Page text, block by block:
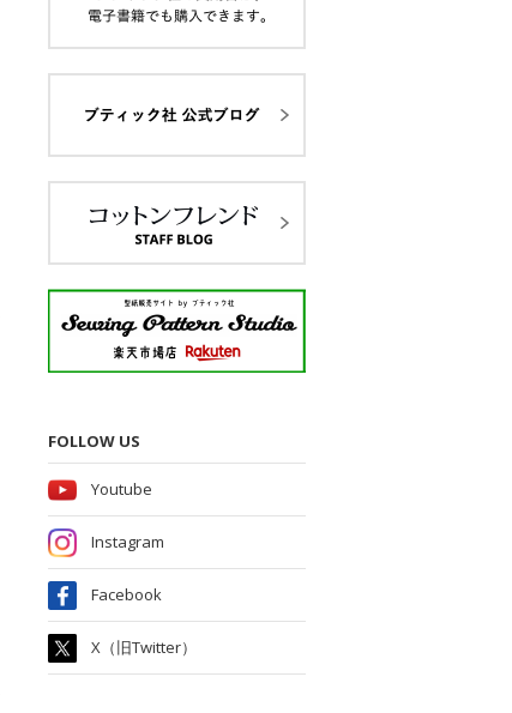
FOLLOW US
Youtube
Instagram
Facebook
X（旧Twitter）